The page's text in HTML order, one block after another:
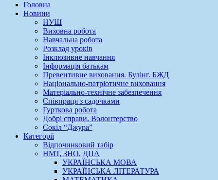
Головна
Новини
НУШ
Виховна робота
Навчальна робота
Розклад уроків
Інклюзивне навчання
Інформація батькам
Превентивне виховання. Булінг. БЖД
Національно-патріотичне виховання
Матеріально-технічне забезпечення
Співпраця з садочками
Гурткова робота
Добрі справи. Волонтерство
Сокіл “Джура”
Категорії
Відпочинковий табір
НМТ, ЗНО, ДПА
УКРАЇНСЬКА МОВА
УКРАЇНСЬКА ЛІТЕРАТУРА